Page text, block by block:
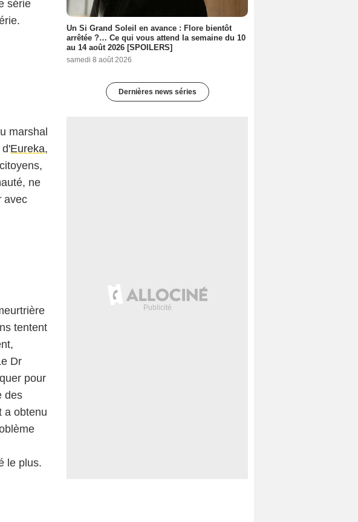
série
marshal
d'Eureka,
ne
avec
tentent
Dr
pour
des
a obtenu
le plus.
Un Si Grand Soleil en avance : Flore bientôt
arrêtée ?… Ce qui vous attend la semaine du 10
au 14 août 2026 [SPOILERS]
samedi 8 août 2026
Dernières news séries